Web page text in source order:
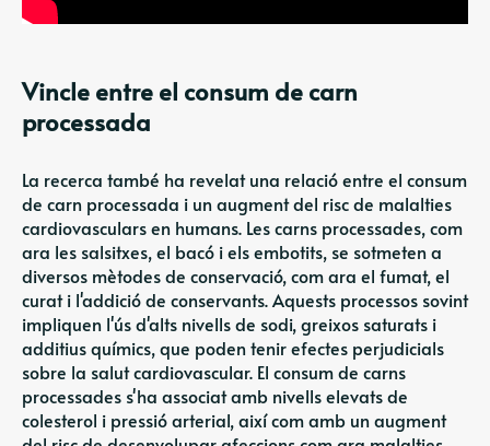
Vincle entre el consum de carn
processada
La recerca també ha revelat una relació entre el consum
de carn processada i un augment del risc de malalties
cardiovasculars en humans. Les carns processades, com
ara les salsitxes, el bacó i els embotits, se sotmeten a
diversos mètodes de conservació, com ara el fumat, el
curat i l'addició de conservants. Aquests processos sovint
impliquen l'ús d'alts nivells de sodi, greixos saturats i
additius químics, que poden tenir efectes perjudicials
sobre la salut cardiovascular. El consum de carns
processades s'ha associat amb nivells elevats de
colesterol i pressió arterial, així com amb un augment